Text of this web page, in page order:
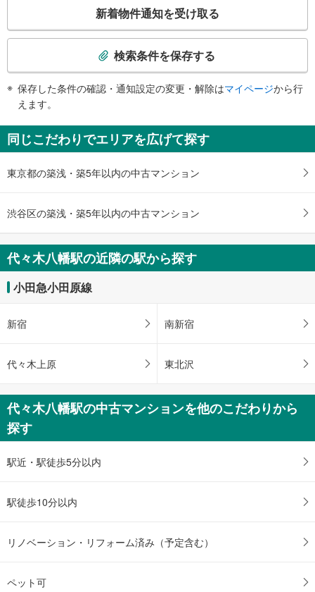
検
知
を
け
・
件
を
マ
イ
ー
に
す
る
新着物件通知を受け取る
検索条件を保存する
保存した条件の確認・通知設定の変更・解除はマイページから行
えます。
同じこだわりでエリアを広げて探す
東京都の築浅・築5年以内の中古マンション
渋谷区の築浅・築5年以内の中古マンション
代々木八幡駅の近隣の駅から探す
小田急小田原線
新宿 南新宿
代々木上原 東北沢
代々木八幡駅の中古マンションを他のこだわりから
探す
駅近・駅徒歩5分以内
駅徒歩10分以内
リノベーション・リフォーム済み（予定含む）
ペット可